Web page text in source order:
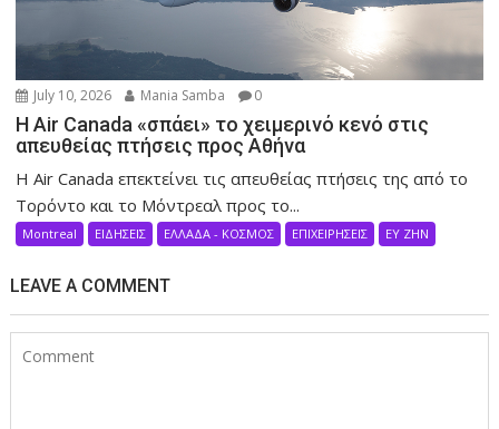
July 10, 2026 Mania Samba 0
Η Air Canada «σπάει» το χειμερινό κενό στις
απευθείας πτήσεις προς Αθήνα
Η Air Canada επεκτείνει τις απευθείας πτήσεις της από το
Τορόντο και το Μόντρεαλ προς το...
Montreal ΕΙΔΗΣΕΙΣ ΕΛΛΑΔΑ - ΚΟΣΜΟΣ ΕΠΙΧΕΙΡΗΣΕΙΣ ΕΥ ΖΗΝ
LEAVE A COMMENT